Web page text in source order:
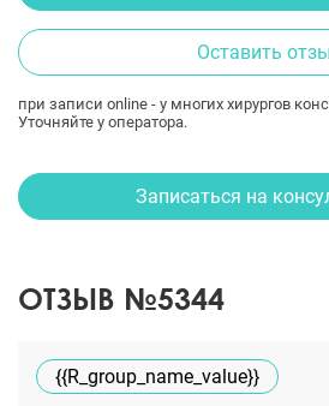
Оставить
при записи online - у многих хирургов
Уточняйте у оператора.
Записаться на
ОТЗЫВ №5344
{{r_group_name_value}}